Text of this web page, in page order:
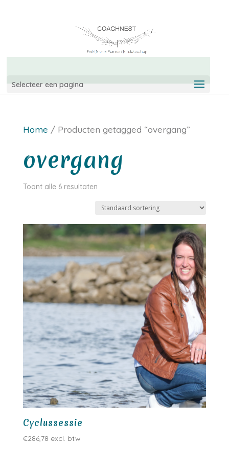
Selecteer een pagina
Home / Producten getagged “overgang”
overgang
Toont alle 6 resultaten
Cyclussessie
€286,78 excl. btw